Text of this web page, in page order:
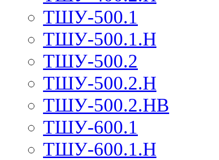
ТШУ-500.1
ТШУ-500.1.Н
ТШУ-500.2
ТШУ-500.2.Н
ТШУ-500.2.НВ
ТШУ-600.1
ТШУ-600.1.Н